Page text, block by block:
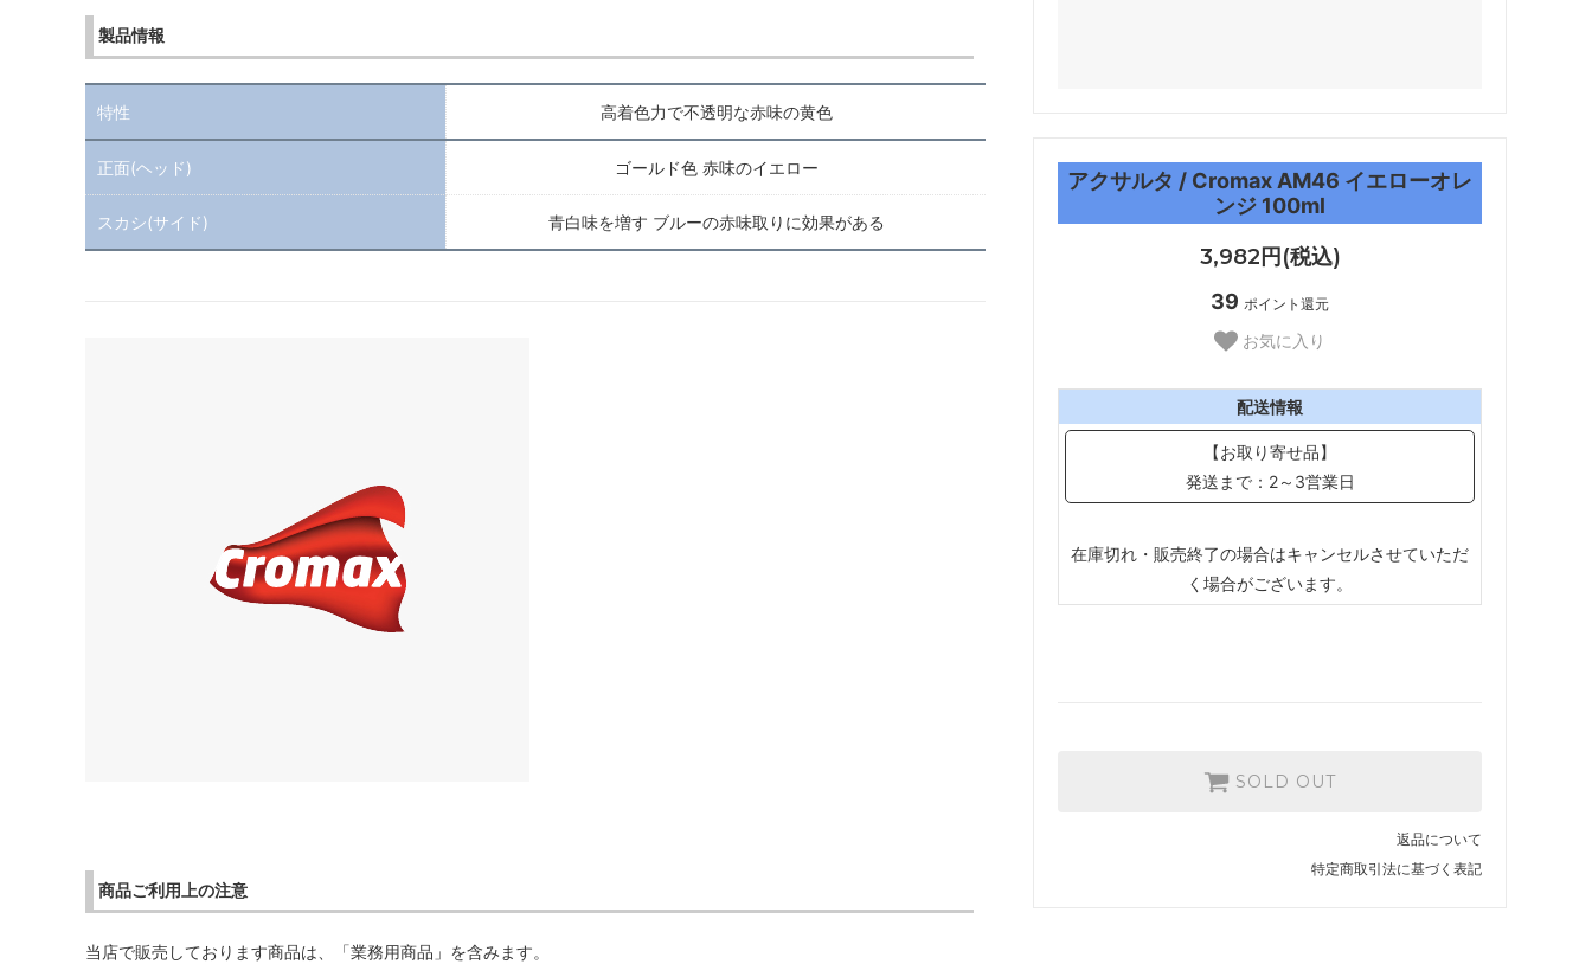
アクサルタ / Cromax AM46 イエローオレ
ンジ 100ml
3,982円(税込)
39 ポイント還元
お気に入り
配送情報
【お取り寄せ品】
発送まで：2～3営業日
在庫切れ・販売終了の場合はキャンセルさせていただ
く場合がございます。
SOLD OUT
返品について
特定商取引法に基づく表記
製品情報
特性 高着色力で不透明な赤味の黄色
正面(ヘッド) ゴールド色 赤味のイエロー
スカシ(サイド) 青白味を増す ブルーの赤味取りに効果がある
商品ご利用上の注意
当店で販売しております商品は、「業務用商品」を含みます。